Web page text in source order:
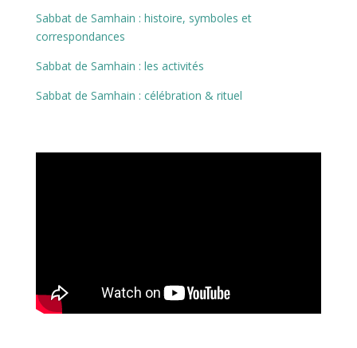
Sabbat de Samhain : histoire, symboles et
correspondances
Sabbat de Samhain : les activités
Sabbat de Samhain : célébration & rituel